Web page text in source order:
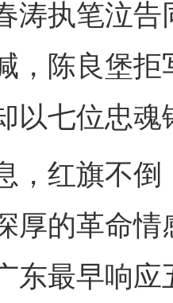
涛执笔泣
，陈良堡
以七位忠
红旗不倒
厚的革命
东最早响